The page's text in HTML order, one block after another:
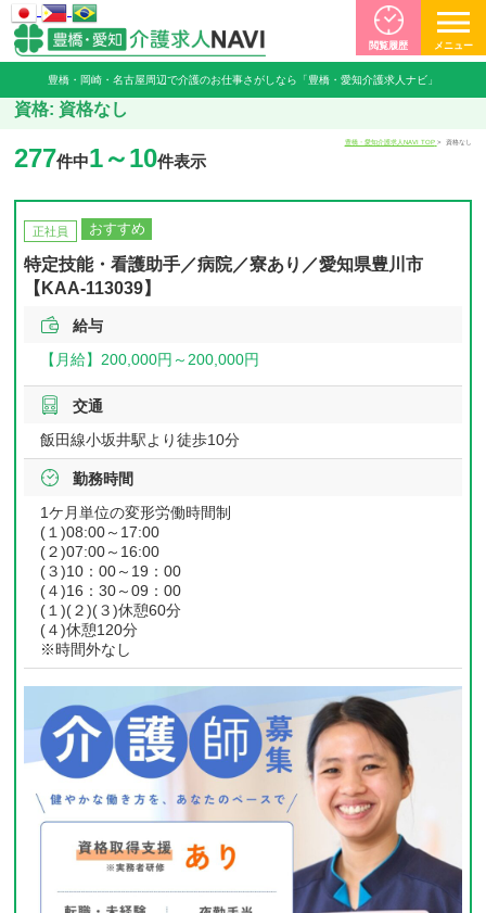
豊橋・岡崎・名古屋周辺で介護のお仕事さがしなら「豊橋・愛知介護求人ナビ」
閲覧履歴 メニュー
資格: 資格なし
豊橋・愛知介護求人NAVI TOP 資格なし
277件中1～10件表示
正社員 おすすめ
特定技能・看護助手／病院／寮あり／愛知県豊川市
【KAA-113039】
給与
【月給】200,000円～200,000円
交通
飯田線小坂井駅より徒歩10分
勤務時間
1ケ月単位の変形労働時間制
(１)08:00～17:00
(２)07:00～16:00
(３)10：00～19：00
(４)16：30～09：00
(１)(２)(３)休憩60分
(４)休憩120分
※時間外なし